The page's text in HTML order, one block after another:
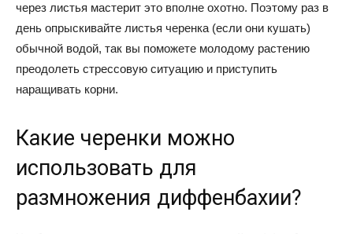
через листья мастерит это вполне охотно. Поэтому раз в
день опрыскивайте листья черенка (если они кушать)
обычной водой, так вы поможете молодому растению
преодолеть стрессовую ситуацию и приступить
наращивать корни.
Какие черенки можно
использовать для
размножения диффенбахии?